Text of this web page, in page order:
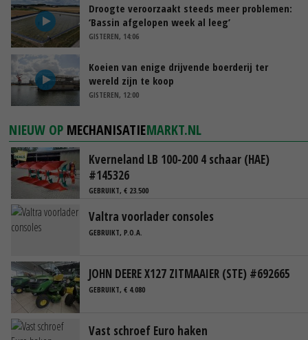
Droogte veroorzaakt steeds meer problemen:
‘Bassin afgelopen week al leeg’
GISTEREN, 14:06
Koeien van enige drijvende boerderij ter
wereld zijn te koop
GISTEREN, 12:00
NIEUW OP MECHANISATIEMARKT.NL
Kverneland LB 100-200 4 schaar (HAE)
#145326
GEBRUIKT, € 23.500
Valtra voorlader consoles
GEBRUIKT, P.O.A.
JOHN DEERE X127 ZITMAAIER (STE) #692665
GEBRUIKT, € 4.080
Vast schroef Euro haken